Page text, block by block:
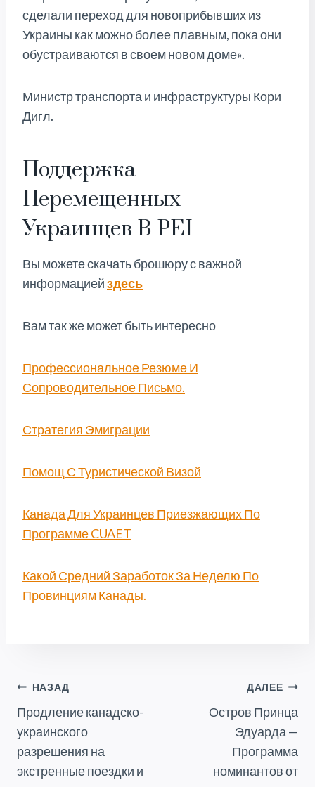
сделали переход для новоприбывших из
Украины как можно более плавным, пока они
обустраиваются в своем новом доме».
Министр транспорта и инфраструктуры Кори
Дигл.
Поддержка
Перемещенных
Украинцев В PEI
Вы можете скачать брошюру с важной
информациейздесь
Вам так же может быть интересно
Профессиональное Резюме И
Сопроводительное Письмо.
Стратегия Эмиграции
Помощ С Туристической Визой
Канада Для Украинцев Приезжающих По
Программе CUAET
Какой Средний Заработок За Неделю По
Провинциям Канады.
Навигация
По
Записям
НАЗАД
Продление канадско-
украинского
разрешения на
экстренные поездки и
ДАЛЕЕ
Остров Принца
Эдуарда —
Программа
номинантов от